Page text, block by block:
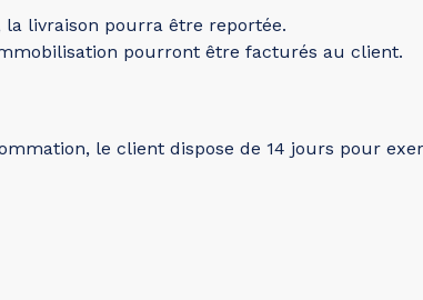
livraison pourra être reportée.
pourront être facturés au client.
le client dispose de 14 jours pour